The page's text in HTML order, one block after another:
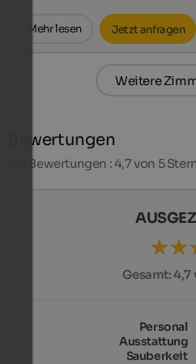
Mehr lesen Jetzt anfragen
Weitere
Bewertungen
Bewertungen : 4,7 von 5
Gesamt:4,7
Personal
Ausstattung
Sauberkeit